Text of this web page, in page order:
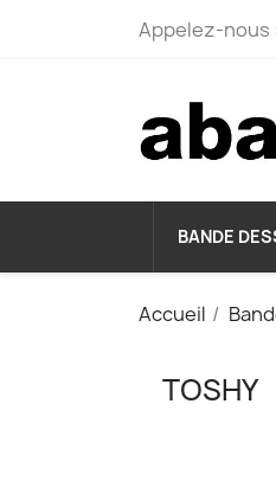
Appelez-nous
BANDE
Accueil
TOSHY